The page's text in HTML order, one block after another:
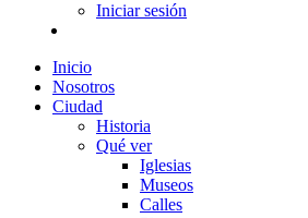
Iniciar sesión
Inicio
Nosotros
Ciudad
Historia
Qué ver
Iglesias
Museos
Calles